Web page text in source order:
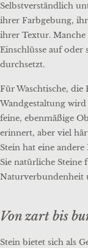
Selbstverständlich
ihrer Farbgebung,
ihrer Textur. Manche
Einschlüsse auf
durchsetzt.
Für Waschtische,
Wandgestaltung
feine, ebenmäßige
erinnert, aber viel
Stein hat eine
Sie natürliche Steine
Naturverbundenheit
Von zart bis
Stein bietet sich als